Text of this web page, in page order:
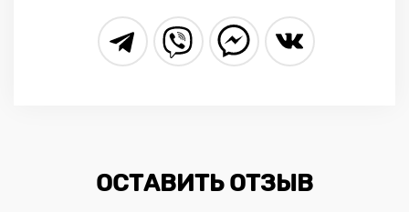
ОСТАВИТЬ ОТЗЫВ